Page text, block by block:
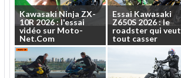
KawasakiNinja ZX-
10R2026: l'essai
vidéo sur Moto-
Net.Com
EssaiKawasaki
Z650S 2026:le
roadster qui veut
tout casser